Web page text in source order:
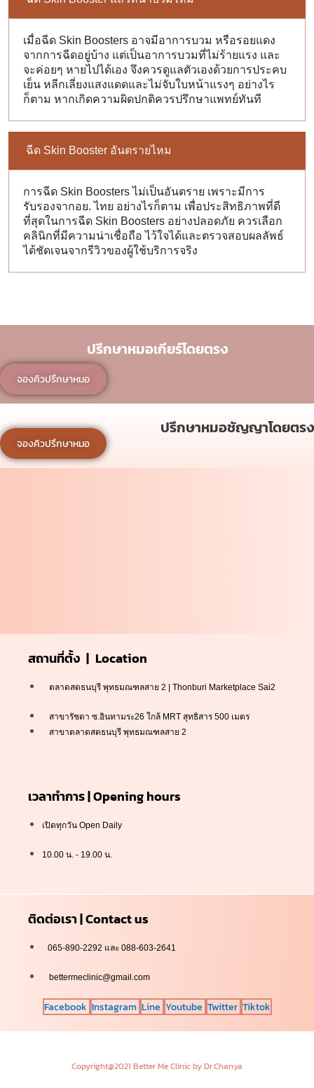
เมื่อฉีด Skin Boosters อาจมีอาการบวม หรือรอยแดง
จากการฉีดอยู่บ้าง แต่เป็นอาการบวมที่ไม่ร้ายแรง และ
จะค่อยๆ หายไปได้เอง จึงควรดูแลตัวเองด้วยการประคบ
เย็น หลีกเลี่ยงแสงแดดและไม่จับใบหน้าแรงๆ อย่างไร
ก็ตาม หากเกิดความผิดปกติควรปรึกษาแพทย์ทันที
ฉีด Skin Booster อันตรายไหม
การฉีด Skin Boosters ไม่เป็นอันตราย เพราะมีการ
รับรองจากอย. ไทย อย่างไรก็ตาม เพื่อประสิทธิภาพที่ดี
ที่สุดในการฉีด Skin Boosters อย่างปลอดภัย ควรเลือก
คลินิกที่มีความน่าเชื่อถือ ไว้ใจได้และตรวจสอบผลลัพธ์
ได้ชัดเจนจากรีวิวของผู้ใช้บริการจริง
ปรึกษาหมอเกียร์โดยตรง
จองคิวปรึกษาหมอ
ปรึกษาหมอชัญญาโดยตรง
จองคิวปรึกษาหมอ
สถานที่ตั้ง | Location
ตลาดสดธนบุรี พุทธมณฑลสาย 2 | Thonburi Marketplace Sai2
สาขารัชดา ซ.อินทามระ26 ใกล้ MRT สุทธิสาร 500 เมตร
สาขาตลาดสดธนบุรี พุทธมณฑลสาย 2
เวลาทำการ | Opening hours
เปิดทุกวัน Open Daily
10.00 น. - 19.00 น.
ติดต่อเรา | Contact us
065-890-2292 และ 088-603-2641
bettermeclinic@gmail.com
Facebook Instagram Line Youtube Twitter Tiktok
Copyright@2021 Better Me Clinic by Dr.Chanya